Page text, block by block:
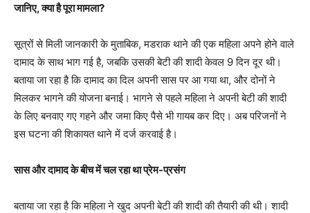
जानिए, क्या है पूरा मामला?
सूत्रों से मिली जानकारी के मुताबिक, मडराक थाने की एक महिला अपने होने वाले
दामाद के साथ भाग गई है, जबकि उसकी बेटी की शादी केवल 9 दिन दूर थी।
बताया जा रहा है कि दामाद का दिल अपनी सास पर आ गया था, और दोनों ने
मिलकर भागने की योजना बनाई। भागने से पहले महिला ने अपनी बेटी की शादी
के लिए बनवाए गए गहने और जमा किए पैसे भी गायब कर दिए। अब परिजनों ने
इस घटना की शिकायत थाने में दर्ज करवाई है।
सास और दामाद के बीच में चल रहा था प्रेम-प्रसंग
बताया जा रहा है कि महिला ने खुद अपनी बेटी की शादी की तैयारी की थी। शादी